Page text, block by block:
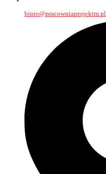
biuro@pracowniaprojektm.pl